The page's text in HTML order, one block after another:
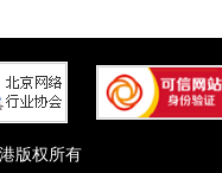
版权所有